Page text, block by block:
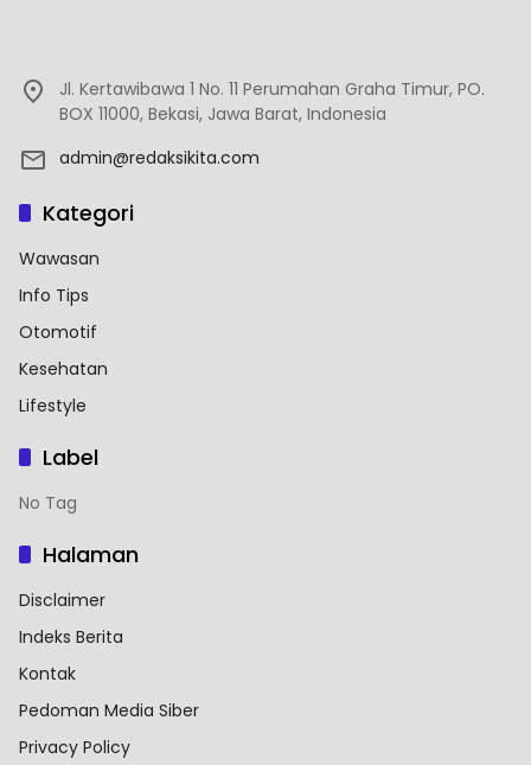
Jl. Kertawibawa 1 No. 11 Perumahan Graha Timur, PO.
BOX 11000, Bekasi, Jawa Barat, Indonesia
admin@redaksikita.com
Kategori
Wawasan
Info Tips
Otomotif
Kesehatan
Lifestyle
Label
No Tag
Halaman
Disclaimer
Indeks Berita
Kontak
Pedoman Media Siber
Privacy Policy